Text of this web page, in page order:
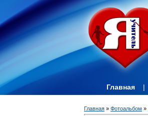
Главная |
Главная » Фотоальбом »